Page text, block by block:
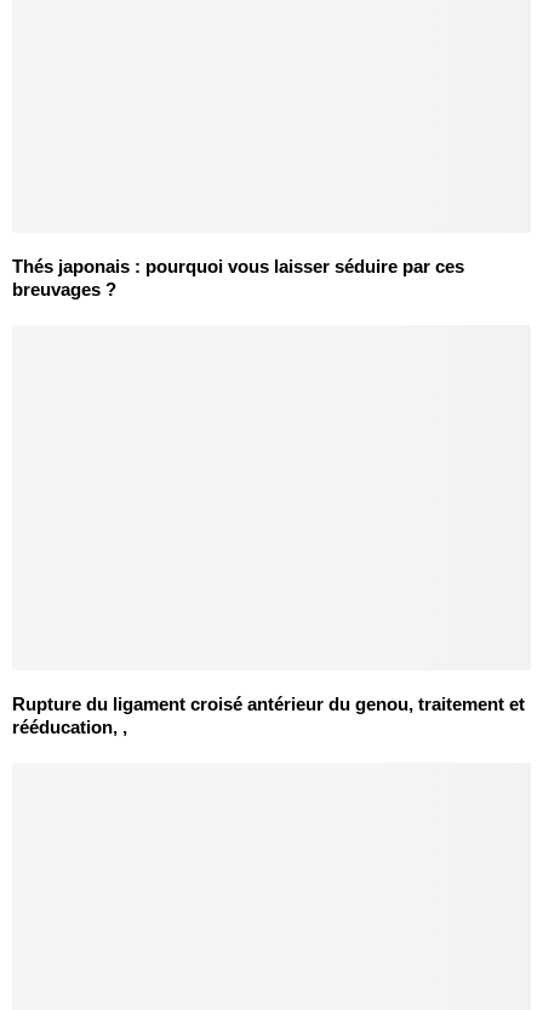
Thés japonais : pourquoi vous laisser séduire par ces
breuvages ?
Rupture du ligament croisé antérieur du genou, traitement et
rééducation, ,